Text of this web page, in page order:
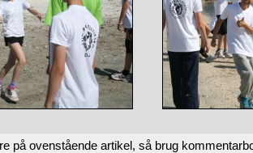
på ovenstående artikel, så brug